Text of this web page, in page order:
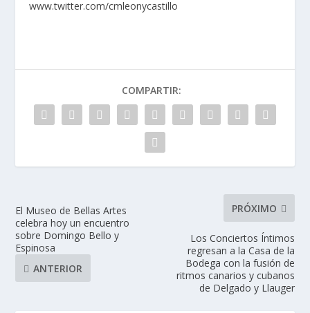
www.twitter.com/cmleonycastillo
COMPARTIR:
El Museo de Bellas Artes
celebra hoy un encuentro
sobre Domingo Bello y
Espinosa
ANTERIOR
PRÓXIMO
Los Conciertos Íntimos
regresan a la Casa de la
Bodega con la fusión de
ritmos canarios y cubanos
de Delgado y Llauger